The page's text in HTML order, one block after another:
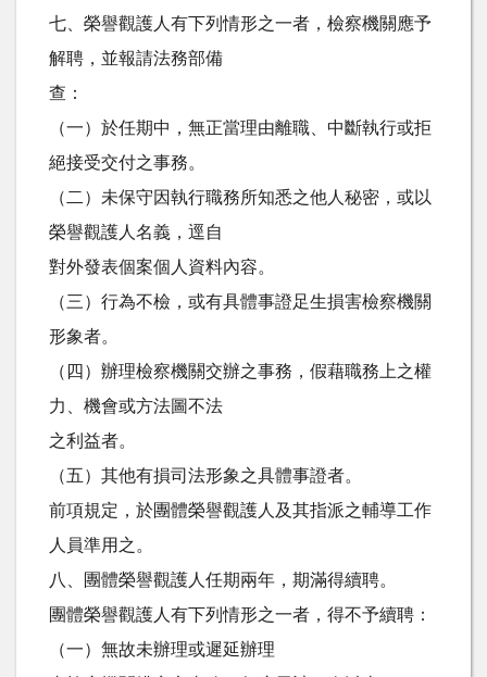
七、榮譽觀護人有下列情形之一者，檢察機關應予
解聘，並報請法務部備
查：
（一）於任期中，無正當理由離職、中斷執行或拒
絕接受交付之事務。
（二）未保守因執行職務所知悉之他人秘密，或以
榮譽觀護人名義，逕自
對外發表個案個人資料內容。
（三）行為不檢，或有具體事證足生損害檢察機關
形象者。
（四）辦理檢察機關交辦之事務，假藉職務上之權
力、機會或方法圖不法
之利益者。
（五）其他有損司法形象之具體事證者。
前項規定，於團體榮譽觀護人及其指派之輔導工作
人員準用之。
八、團體榮譽觀護人任期兩年，期滿得續聘。
團體榮譽觀護人有下列情形之一者，得不予續聘：
（一）無故未辦理或遲延辦理